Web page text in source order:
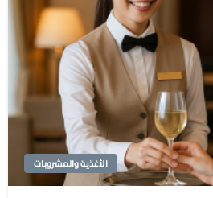
الأغذية والمشروبات